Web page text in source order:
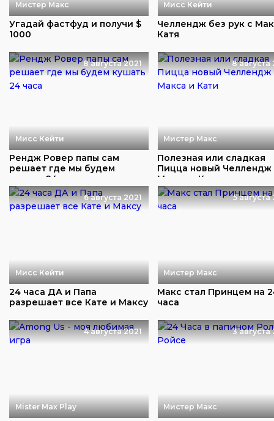
Мистер Макс
Угадай фастфуд и получи $
1000
Мисс Кейти
Челлендж без рук с
Катя
8 августа 2021
Мисс Кейти
Рендж Ровер папы сам
решает где мы будем
кушать 24 часа
8 августа
Мистер Макс
Полезная или сладкая
Пицца новый Челлендж
Макса и Кати
6 августа 2021
Мисс Кейти
24 часа ДА и Папа
разрешает все Кате и Максу
5 августа
Мистер Макс
Макс стал Принцем на
часа
4 августа 2021
Mister Max Play
3 августа
Мистер Макс